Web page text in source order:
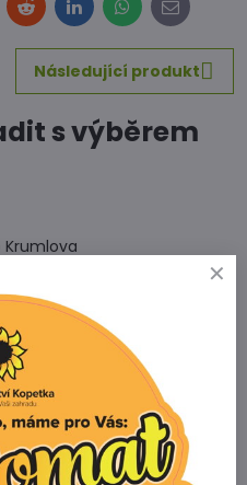
RedditLinkedInWhatsApp
E-
mail
Následující produkt
s výběrem
Krumlova